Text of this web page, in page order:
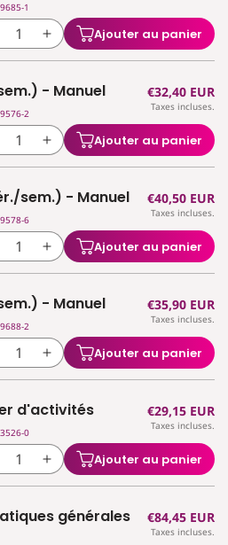
sem.)
(2
pér./sem.)
-
Livre-
1
sem.)
Augmenter
la
de
Quadrant
(4
pér./sem.)
-
Livre-
cahier
Ajouter au panier
- Manuel
2
Prix
habituel
€32,40 EUR
Taxes incluses.
sem.)
Augmenter
la
quantité
de
Quadrant
(4
pér./sem.)
Ajouter au panier
sem.) - Manuel
6
Prix
habituel
€40,50 EUR
Taxes incluses.
6e
sem.)
Augmenter
la
de
Quadrant
(2
pér./sem.)
-
Ajouter au panier
- Manuel
2
Prix
habituel
€35,90 EUR
Taxes incluses.
sem.)
Augmenter
la
de
Quadrant
(4
per./sem.)
-
Manuel
Ajouter au panier
d'activités
0
Prix
habituel
€29,15 EUR
Taxes incluses.
Augmenter
la
de
Ajouter au panier
générales
Prix
habituel
€84,45 EUR
Taxes incluses.